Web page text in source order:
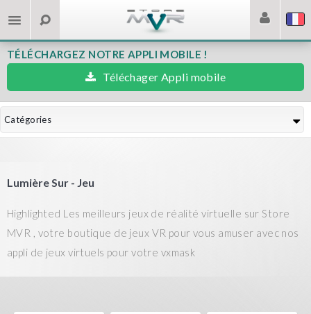
TÉLÉCHARGEZ NOTRE APPLI MOBILE !
Téléchager Appli mobile
Catégories
Lumière Sur - Jeu
Highlighted Les meilleurs jeux de réalité virtuelle sur Store
MVR , votre boutique de jeux VR pour vous amuser avec nos
appli de jeux virtuels pour votre vxmask